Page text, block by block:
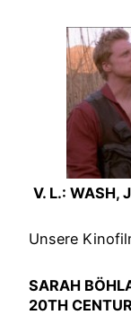
V. L.: WASH,
Unsere
SARAH
20TH